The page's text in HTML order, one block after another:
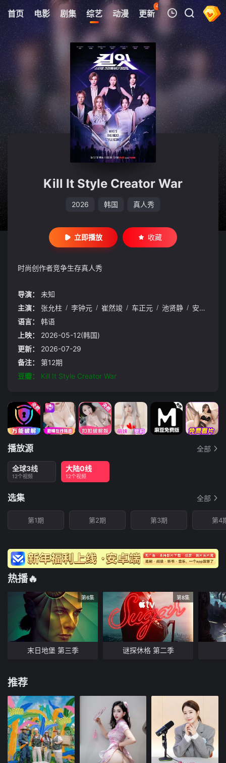
首页 电影 剧集 综艺 动漫 更新
43
热榜 APP
我的观影记录
暂无观看影片的记录
Kill It Style Creator War
2026 韩国 真人秀
立即播放 收藏
时尚创作者竞争生存真人秀
导演：
未知
主演：
张允柱 / 李钟元 / 崔然竣 / 车正元 / 池贤静 / 安雅琳
语言：
韩语
上映：
2026-05-12(韩国)
更新：
2026-07-29
备注：
第12期
豆瓣：
Kill It Style Creator War
播放源 全部
全球3线
12个视频
大陆0线
12个视频
选集 全部
第1期 第2期 第3期 第4
热播🔥
第6集
末日地堡 第三季
第8集
谜探休格 第二季
推荐